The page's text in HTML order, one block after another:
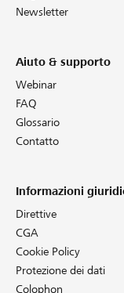
Newsletter
Aiuto & supporto
Webinar
FAQ
Glossario
Contatto
Informazioni
Direttive
CGA
Cookie Policy
Protezione dei dati
Colophon